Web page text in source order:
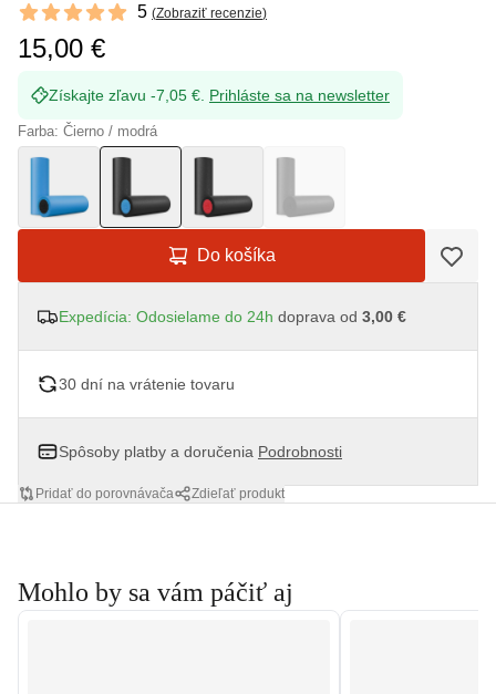
Reviews
5 out of 5 stars 5 (Zobraziť recenzie)
15,00 €
Získajte zľavu -7,05 €. Prihláste sa na newsletter
Farba: Čierno / modrá
Do košíka
Expedícia: Odosielame do 24h doprava od 3,00 €
30 dní na vrátenie tovaru
Spôsoby platby a doručenia Podrobnosti
Pridať do porovnávača Zdieľať produkt
Mohlo by sa vám páčiť aj